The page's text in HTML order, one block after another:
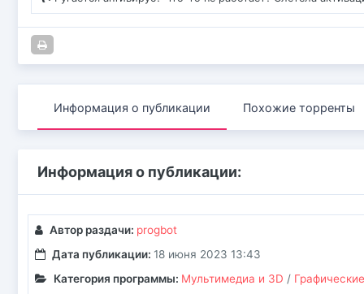
Информация о публикации Похожие торренты
Информация о публикации:
Автор раздачи: progbot
Дата публикации: 18 июня 2023 13:43
Категория программы: Мультимедиа и 3D /